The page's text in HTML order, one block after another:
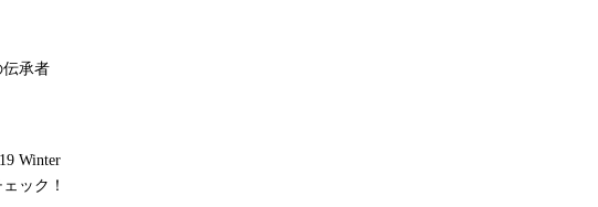
承者
Winter
ック！